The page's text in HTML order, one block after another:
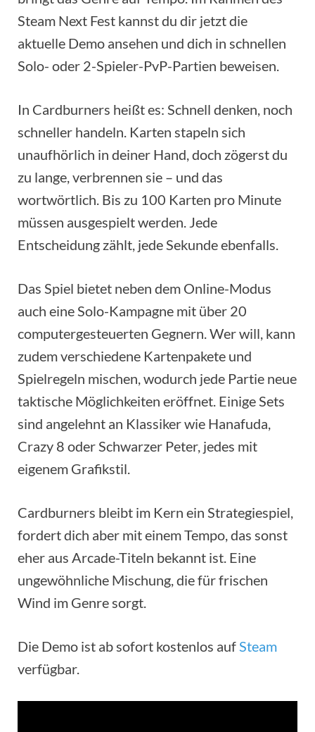
Steam Next Fest kannst du dir jetzt die
aktuelle Demo ansehen und dich in schnellen
Solo- oder 2-Spieler-PvP-Partien beweisen.
In Cardburners heißt es: Schnell denken, noch
schneller handeln. Karten stapeln sich
unaufhörlich in deiner Hand, doch zögerst du
zu lange, verbrennen sie – und das
wortwörtlich. Bis zu 100 Karten pro Minute
müssen ausgespielt werden. Jede
Entscheidung zählt, jede Sekunde ebenfalls.
Das Spiel bietet neben dem Online-Modus
auch eine Solo-Kampagne mit über 20
computergesteuerten Gegnern. Wer will, kann
zudem verschiedene Kartenpakete und
Spielregeln mischen, wodurch jede Partie neue
taktische Möglichkeiten eröffnet. Einige Sets
sind angelehnt an Klassiker wie Hanafuda,
Crazy 8 oder Schwarzer Peter, jedes mit
eigenem Grafikstil.
Cardburners bleibt im Kern ein Strategiespiel,
fordert dich aber mit einem Tempo, das sonst
eher aus Arcade-Titeln bekannt ist. Eine
ungewöhnliche Mischung, die für frischen
Wind im Genre sorgt.
Die Demo ist ab sofort kostenlos aufSteam
verfügbar.